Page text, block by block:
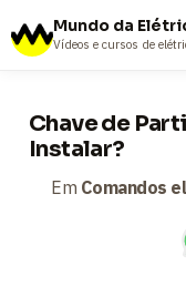
Mundo da
Vídeos e cursos de
Chave de
Instalar?
Em Comandos